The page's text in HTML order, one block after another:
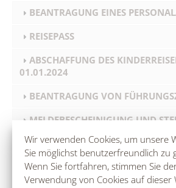
Wir verwenden Cookies, um unsere
Sie möglichst benutzerfreundlich zu
Wenn Sie fortfahren, stimmen Sie
Verwendung von Cookies auf dieser
BEANTRAGUNG EINES
REISEPASS
ABSCHAFFUNG DES
01.01.2024
BEANTRAGUNG VON
MELDEBESCHEINIGUNG UND
AUSSTELLUNG VON
WOHNUNGSWECHSEL UND